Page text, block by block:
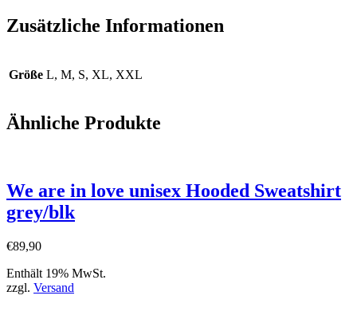
Zusätzliche Informationen
Größe L, M, S, XL, XXL
Ähnliche Produkte
We are in love unisex Hooded Sweatshirt
grey/blk
€89,90
Enthält 19% MwSt.
zzgl. Versand